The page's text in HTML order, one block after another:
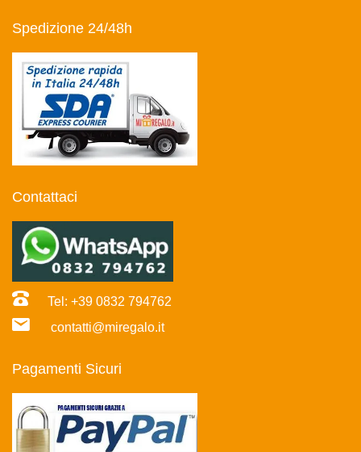
Spedizione 24/48h
Contattaci
Tel: +39 0832 794762
contatti@miregalo.it
Pagamenti Sicuri